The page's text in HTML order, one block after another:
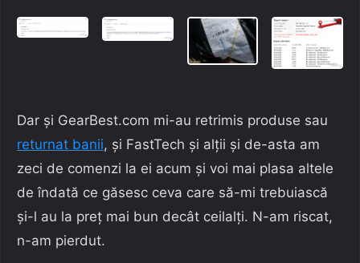
Dar și GearBest.com mi-au retrimis produse sau
returnat banii, și FastTech și alții și de-asta am
zeci de comenzi la ei acum și voi mai plasa altele
de îndată ce găsesc ceva care să-mi trebuiască
și-l au la preț mai bun decât ceilalți. N-am riscat,
n-am pierdut.